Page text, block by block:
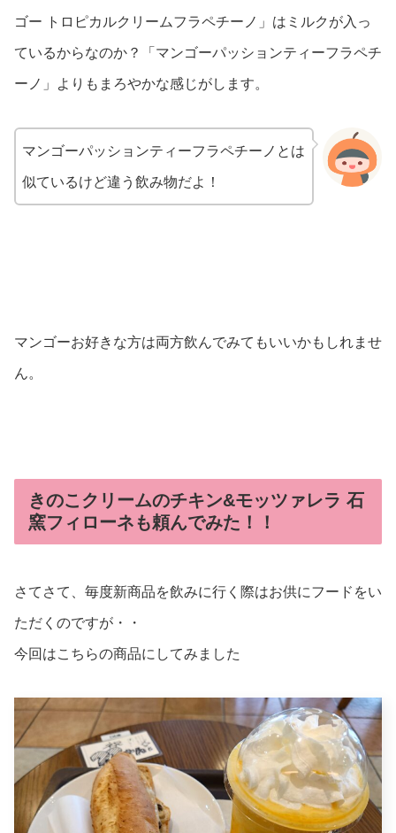
ゴー トロピカルクリームフラペチーノ」はミルクが入っ
ているからなのか？「マンゴーパッションティーフラペチ
ーノ」よりもまろやかな感じがします。
マンゴーパッションティーフラペチーノとは
似ているけど違う飲み物だよ！
マンゴーお好きな方は両方飲んでみてもいいかもしれませ
ん。
きのこクリームのチキン&モッツァレラ 石
窯フィローネも頼んでみた！！
さてさて、毎度新商品を飲みに行く際はお供にフードをい
ただくのですが・・
今回はこちらの商品にしてみました